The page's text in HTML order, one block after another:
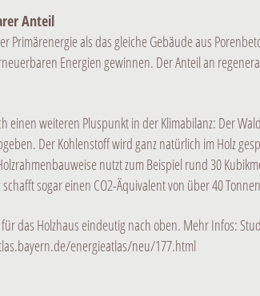
Anteil
Primärenergie als das gleiche Gebäude aus
Energien gewinnen. Der Anteil an
einen weiteren Pluspunkt in der Klimabilanz: Der
Der Kohlenstoff wird ganz natürlich im Holz
nutzt zum Beispiel rund 30
sogar einen CO2-Äquivalent von über 40
das Holzhaus eindeutig nach oben. Mehr Infos:
energieatlas/neu/177.html